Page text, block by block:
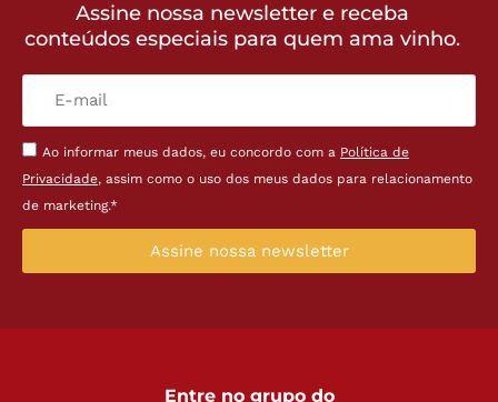
Assine nossa newsletter e receba
conteúdos especiais para quem ama vinho.
Ao informar meus dados, eu concordo com a Política de
Privacidade, assim como o uso dos meus dados para relacionamento
de marketing.*
Assine nossa newsletter
Entre no grupo do